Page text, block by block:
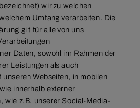
wir zu welchen
Umfang verarbeiten. Die
gilt für alle von uns
Daten, sowohl im Rahmen der
Leistungen als auch
unseren Webseiten, in mobilen
innerhalb externer
wie z.B. unserer Social-Media-